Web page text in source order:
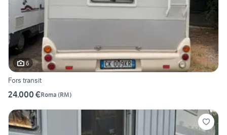
6
Fors transit
24.000 €Roma (RM)